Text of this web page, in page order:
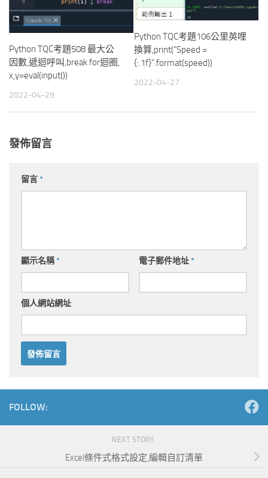
Python TQC考題508 最大公
因數,遞迴呼叫,break for迴圈,
x,y=eval(input())
2022-04-29
Python TQC考題106公里英哩
換算,print(“Speed =
{:.1f}”.format(speed))
2022-04-27
發佈留言
留言*
顯示名稱* 電子郵件地址*
個人網站網址
FOLLOW:
NEXT STORY
Excel條件式格式設定,編輯自訂清單